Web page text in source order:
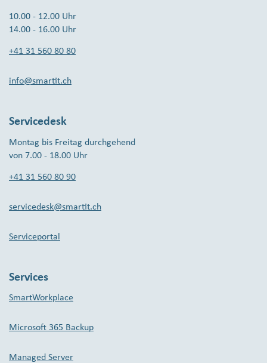
10.00 - 12.00 Uhr
14.00 - 16.00 Uhr
+41 31 560 80 80
info@smartit.ch
Servicedesk
Montag bis Freitag durchgehend
von 7.00 - 18.00 Uhr
+41 31 560 80 90
servicedesk@smartit.ch
Serviceportal
Services
SmartWorkplace
Microsoft 365 Backup
Managed Server